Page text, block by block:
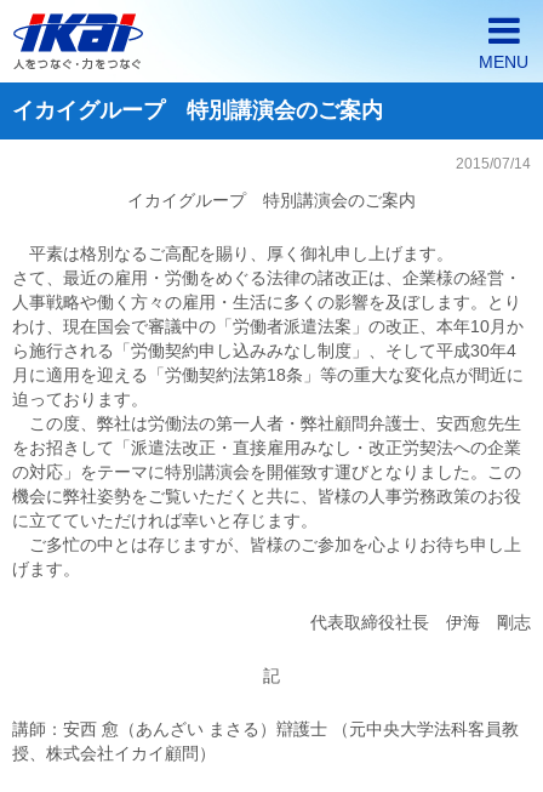
MENU
ホーム
派遣・契約社員採用情報
正社員採用情報
企業の皆様へ
イカイグループ 特別講演会のご案内
2015/07/14
イカイグループ 特別講演会のご案内
平素は格別なるご高配を賜り、厚く御礼申し上げます。
さて、最近の雇用・労働をめぐる法律の諸改正は、企業様の経営・
人事戦略や働く方々の雇用・生活に多くの影響を及ぼします。とり
わけ、現在国会で審議中の「労働者派遣法案」の改正、本年10月か
ら施行される「労働契約申し込みみなし制度」、そして平成30年4
月に適用を迎える「労働契約法第18条」等の重大な変化点が間近に
迫っております。
この度、弊社は労働法の第一人者・弊社顧問弁護士、安西愈先生
をお招きして「派遣法改正・直接雇用みなし・改正労契法への企業
の対応」をテーマに特別講演会を開催致す運びとなりました。この
機会に弊社姿勢をご覧いただくと共に、皆様の人事労務政策のお役
に立てていただければ幸いと存じます。
ご多忙の中とは存じますが、皆様のご参加を心よりお待ち申し上
げます。
代表取締役社長 伊海 剛志
記
講師：安西 愈（あんざい まさる）辯護士 （元中央大学法科客員教
授、株式会社イカイ顧問）